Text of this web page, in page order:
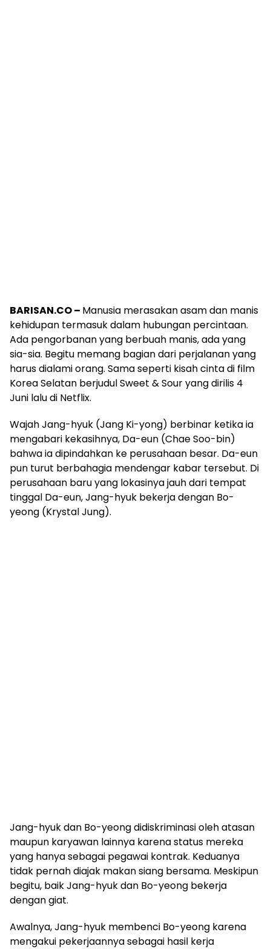
BARISAN.CO – Manusia merasakan asam dan manis
kehidupan termasuk dalam hubungan percintaan.
Ada pengorbanan yang berbuah manis, ada yang
sia-sia. Begitu memang bagian dari perjalanan yang
harus dialami orang. Sama seperti kisah cinta di film
Korea Selatan berjudul Sweet & Sour yang dirilis 4
Juni lalu di Netflix.
Wajah Jang-hyuk (Jang Ki-yong) berbinar ketika ia
mengabari kekasihnya, Da-eun (Chae Soo-bin)
bahwa ia dipindahkan ke perusahaan besar. Da-eun
pun turut berbahagia mendengar kabar tersebut. Di
perusahaan baru yang lokasinya jauh dari tempat
tinggal Da-eun, Jang-hyuk bekerja dengan Bo-
yeong (Krystal Jung).
Jang-hyuk dan Bo-yeong didiskriminasi oleh atasan
maupun karyawan lainnya karena status mereka
yang hanya sebagai pegawai kontrak. Keduanya
tidak pernah diajak makan siang bersama. Meskipun
begitu, baik Jang-hyuk dan Bo-yeong bekerja
dengan giat.
Awalnya, Jang-hyuk membenci Bo-yeong karena
mengakui pekerjaannya sebagai hasil kerja